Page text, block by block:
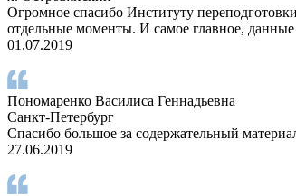
Огромное спасибо Институту
отдельные моменты. И самое главное,
01.07.2019
Пономаренко Василиса Геннадьевна
Санкт-Петербург
Спасибо большое за содержательный
27.06.2019